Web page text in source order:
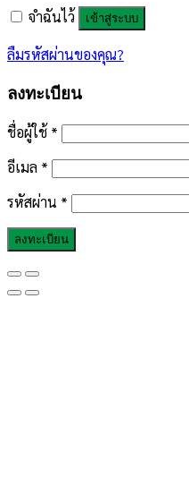
จำฉันไว้
เข้าสู่ระบบ
ลืมรหัสผ่านของคุณ?
ลงทะเบียน
ชื่อผู้ใช้ *
อีเมล *
รหัสผ่าน *
ลงทะเบียน